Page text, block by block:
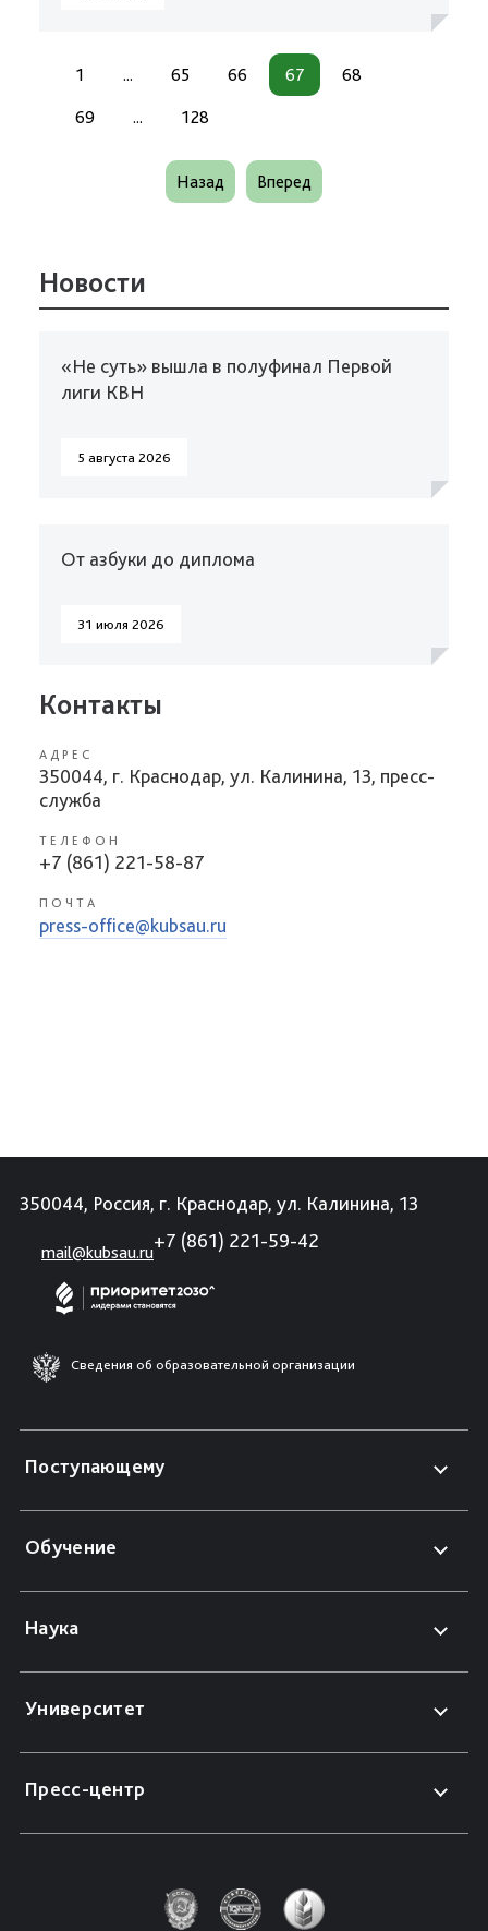
1 ... 65 66 67 68
69 ... 128
Назад Вперед
Новости
«Не суть» вышла в полуфинал Первой
лиги КВН
5 августа 2026
От азбуки до диплома
31 июля 2026
Контакты
АДРЕС
350044, г. Краснодар, ул. Калинина, 13, пресс-
служба
ТЕЛЕФОН
+7 (861) 221-58-87
ПОЧТА
press-office@kubsau.ru
350044, Россия, г. Краснодар, ул. Калинина, 13
mail@kubsau.ru
+7 (861) 221-59-42
Сведения об образовательной организации
Поступающему
Обучение
Наука
Университет
Пресс-центр